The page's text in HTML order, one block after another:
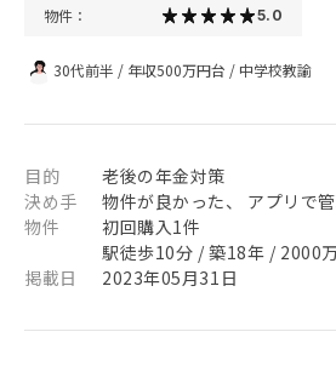
物件： 5.0
30代前半 / 年収500万円台 / 中学校教諭
目的
老後の年金対策
決め手
物件が良かった、 アプリで
物件
初回購入1件
駅徒歩10分 / 築18年 / 2000
掲載日
2023年05月31日